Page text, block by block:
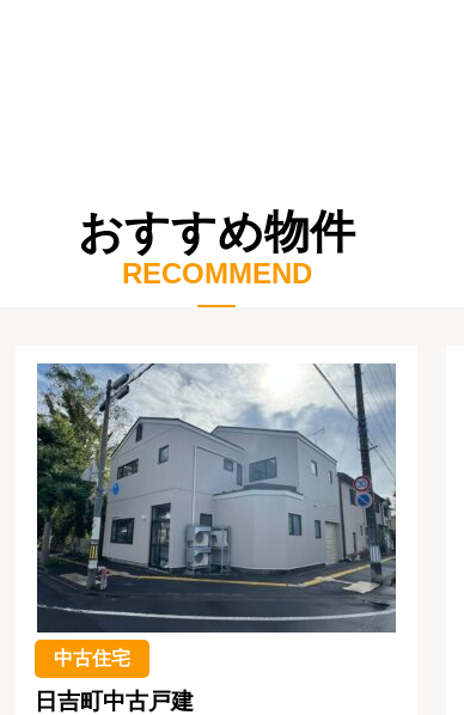
おすすめ物件
RECOMMEND
中古住宅
日吉町中古戸建